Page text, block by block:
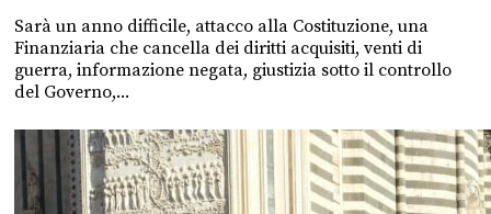
Sarà un anno difficile, attacco alla Costituzione, una
Finanziaria che cancella dei diritti acquisiti, venti di
guerra, informazione negata, giustizia sotto il controllo
del Governo,...